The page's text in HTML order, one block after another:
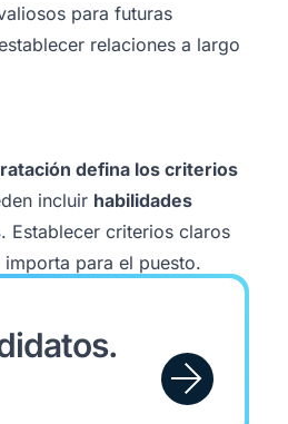
para futuras
relaciones a largo
defina los criterios
incluir habilidades
. Establecer criterios claros
para el puesto.